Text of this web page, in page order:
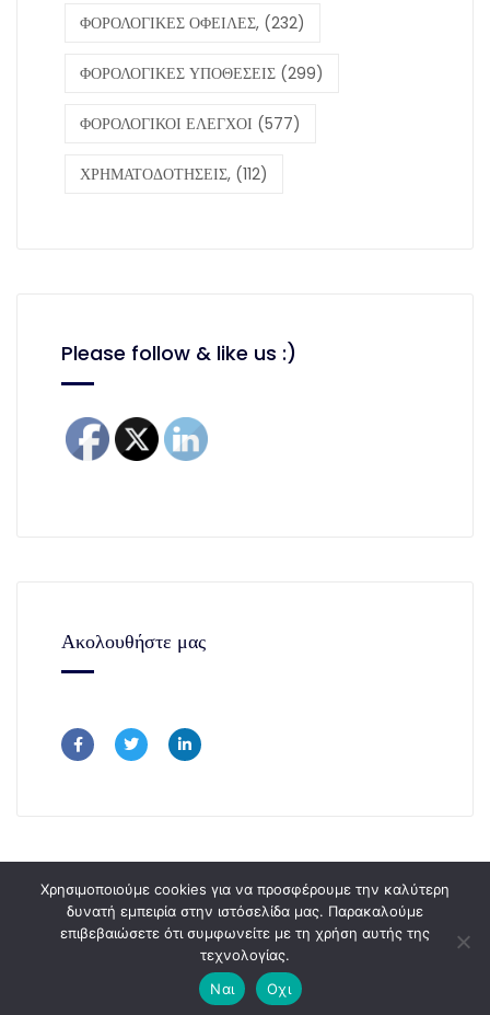
ΦΟΡΟΛΟΓΙΚΕΣ ΟΦΕΙΛΕΣ, (232)
ΦΟΡΟΛΟΓΙΚΕΣ ΥΠΟΘΕΣΕΙΣ (299)
ΦΟΡΟΛΟΓΙΚΟΙ ΕΛΕΓΧΟΙ (577)
ΧΡΗΜΑΤΟΔΟΤΗΣΕΙΣ, (112)
Please follow & like us :)
Ακολουθήστε μας
Copyright © 365Consulting 2024.
Χρησιμοποιούμε cookies για να προσφέρουμε την καλύτερη
δυνατή εμπειρία στην ιστόσελίδα μας. Παρακαλούμε
επιβεβαιώσετε ότι συμφωνείτε με τη χρήση αυτής της
τεχνολογίας.
Ναι
Οχι